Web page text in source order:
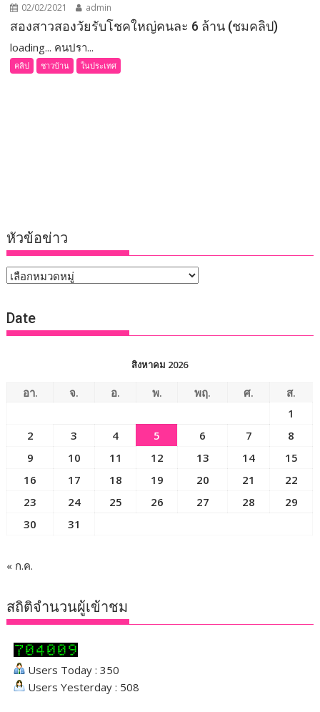
02/02/2021 admin
สองสาวสองวัยรับโชคใหญ่คนละ 6 ล้าน (ชมคลิป)
loading... คนปรา...
คลิป ชาวบ้าน ในประเทศ
หัวข้อข่าว
หัวข้อ
Date
สิงหาคม 2026
อา. จ. อ. พ. พฤ. ศ.
ส.
1
2
3 4 5 6 7
8
9
10 11 12 13 14
15
16
17 18 19 20 21
22
23
24 25 26 27 28
29
30
31
« ก.ค.
สถิติจำนวนผู้เข้าชม
Users Today : 350
Users Yesterday : 508